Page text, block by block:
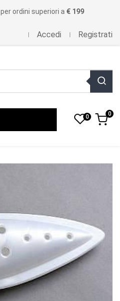
per ordini superiori a € 199
Accedi Registrati
0 0